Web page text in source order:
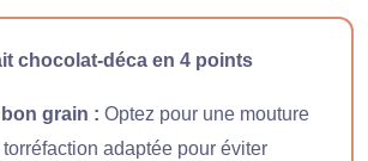
chocolat-déca en 4 points
grain : Optez pour une mouture
adaptée pour éviter